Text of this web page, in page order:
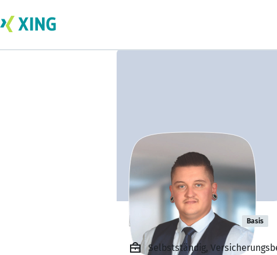
Fred Findeisen Basis
Selbstständig,